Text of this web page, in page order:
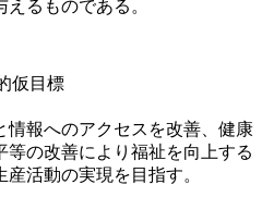
るものである。
仮目標
情報へのアクセスを改善、健康
の改善により福祉を向上する
活動の実現を目指す。